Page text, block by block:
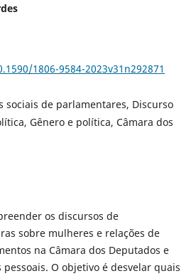
1806-9584-2023v31n292871
sociais de parlamentares, Discurso
Gênero e política, Câmara dos
os discursos de
sobre mulheres e relações de
na Câmara dos Deputados e
O objetivo é desvelar quais